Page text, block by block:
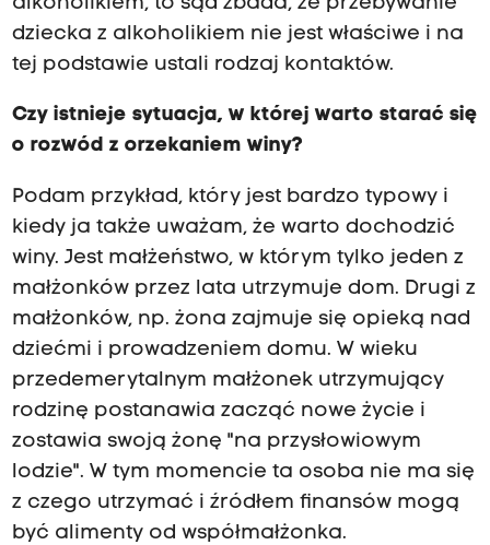
dziecka z alkoholikiem nie jest właściwe i na
tej podstawie ustali rodzaj kontaktów.
Czy istnieje sytuacja, w której warto starać się
o rozwód z orzekaniem winy?
Podam przykład, który jest bardzo typowy i
kiedy ja także uważam, że warto dochodzić
winy. Jest małżeństwo, w którym tylko jeden z
małżonków przez lata utrzymuje dom. Drugi z
małżonków, np. żona zajmuje się opieką nad
dziećmi i prowadzeniem domu. W wieku
przedemerytalnym małżonek utrzymujący
rodzinę postanawia zacząć nowe życie i
zostawia swoją żonę "na przysłowiowym
lodzie". W tym momencie ta osoba nie ma się
z czego utrzymać i źródłem finansów mogą
być alimenty od współmałżonka.